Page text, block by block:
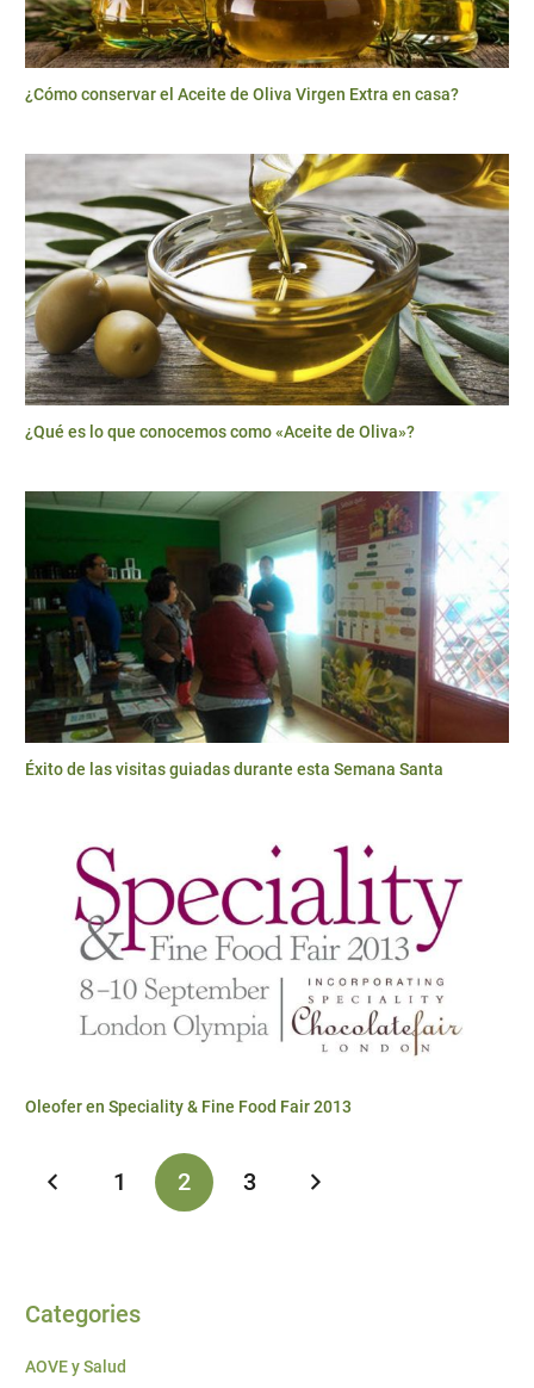
¿Cómo conservar el Aceite de Oliva Virgen Extra en casa?
¿Qué es lo que conocemos como «Aceite de Oliva»?
Éxito de las visitas guiadas durante esta Semana Santa
Oleofer en Speciality & Fine Food Fair 2013
1 2 3
Categories
AOVE y Salud